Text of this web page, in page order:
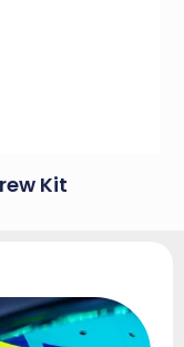
Kit